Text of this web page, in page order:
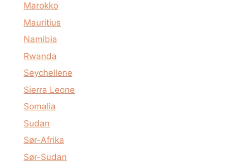
Marokko
Mauritius
Namibia
Rwanda
Seychellene
Sierra Leone
Somalia
Sudan
Sør-Afrika
Sør-Sudan